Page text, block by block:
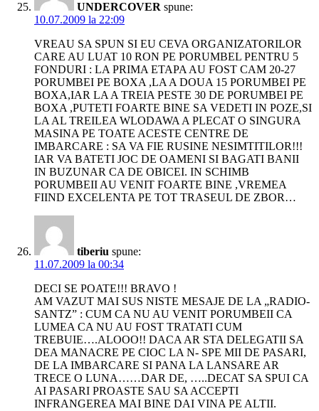
UNDERCOVER spune:
10.07.2009 la 22:09
VREAU SA SPUN SI EU CEVA ORGANIZATORILOR
CARE AU LUAT 10 RON PE PORUMBEL PENTRU 5
FONDURI : LA PRIMA ETAPA AU FOST CAM 20-27
PORUMBEI PE BOXA ,LA A DOUA 15 PORUMBEI PE
BOXA,IAR LA A TREIA PESTE 30 DE PORUMBEI PE
BOXA ,PUTETI FOARTE BINE SA VEDETI IN POZE,SI
LA AL TREILEA WLODAWA A PLECAT O SINGURA
MASINA PE TOATE ACESTE CENTRE DE
IMBARCARE : SA VA FIE RUSINE NESIMTITILOR!!!
IAR VA BATETI JOC DE OAMENI SI BAGATI BANII
IN BUZUNAR CA DE OBICEI. IN SCHIMB
PORUMBEII AU VENIT FOARTE BINE ,VREMEA
FIIND EXCELENTA PE TOT TRASEUL DE ZBOR…
tiberiu spune:
11.07.2009 la 00:34
DECI SE POATE!!! BRAVO !
AM VAZUT MAI SUS NISTE MESAJE DE LA „RADIO-
SANTZ” : CUM CA NU AU VENIT PORUMBEII CA
LUMEA CA NU AU FOST TRATATI CUM
TREBUIE….ALOOO!! DACA AR STA DELEGATII SA
DEA MANACRE PE CIOC LA N- SPE MII DE PASARI,
DE LA IMBARCARE SI PANA LA LANSARE AR
TRECE O LUNA……DAR DE, …..DECAT SA SPUI CA
AI PASARI PROASTE SAU SA ACCEPTI
INFRANGEREA MAI BINE DAI VINA PE ALTII.